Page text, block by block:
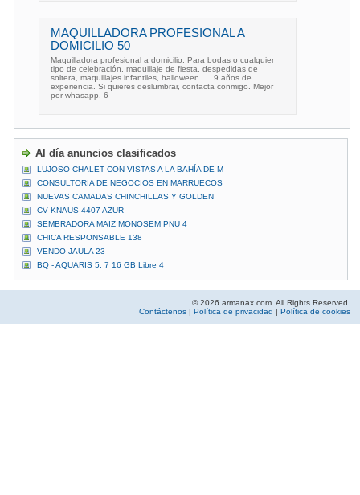
MAQUILLADORA PROFESIONAL A
DOMICILIO 50
Maquilladora profesional a domicilio. Para bodas o cualquier
tipo de celebración, maquillaje de fiesta, despedidas de
soltera, maquillajes infantiles, halloween. . . 9 años de
experiencia. Si quieres deslumbrar, contacta conmigo. Mejor
por whasapp. 6
Al día anuncios clasificados
LUJOSO CHALET CON VISTAS A LA BAHÍA DE M
CONSULTORIA DE NEGOCIOS EN MARRUECOS
NUEVAS CAMADAS CHINCHILLAS Y GOLDEN
CV KNAUS 4407 AZUR
SEMBRADORA MAIZ MONOSEM PNU 4
CHICA RESPONSABLE 138
VENDO JAULA 23
BQ - AQUARIS 5. 7 16 GB Libre 4
© 2026 armanax.com. All Rights Reserved.
Contáctenos | Política de privacidad | Política de cookies